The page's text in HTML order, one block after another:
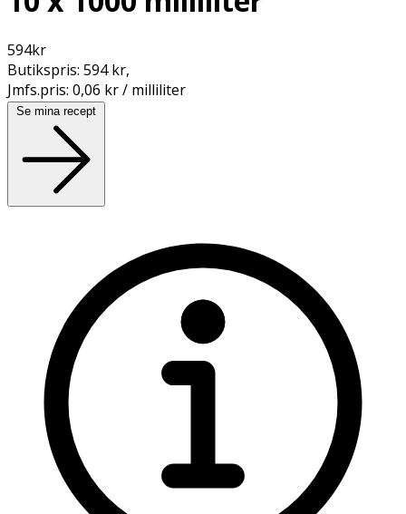
594kr
Butikspris: 594 kr,
Jmfs.pris: 0,06 kr / milliliter
Se mina recept